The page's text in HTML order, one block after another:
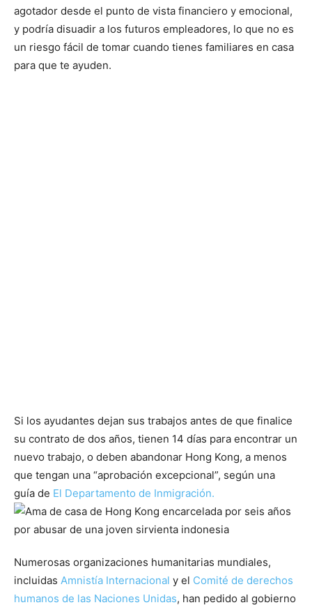
agotador desde el punto de vista financiero y emocional,
y podría disuadir a los futuros empleadores, lo que no es
un riesgo fácil de tomar cuando tienes familiares en casa
para que te ayuden.
Si los ayudantes dejan sus trabajos antes de que finalice
su contrato de dos años, tienen 14 días para encontrar un
nuevo trabajo, o deben abandonar Hong Kong, a menos
que tengan una “aprobación excepcional”, según una
guía de El Departamento de Inmigración.
Numerosas organizaciones humanitarias mundiales,
incluidas Amnistía Internacional y el Comité de derechos
humanos de las Naciones Unidas, han pedido al gobierno